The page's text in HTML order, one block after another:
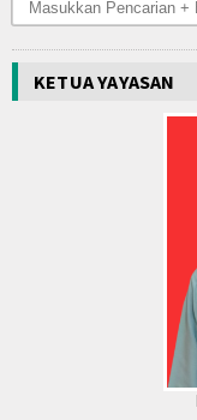
KETUA YAYASAN